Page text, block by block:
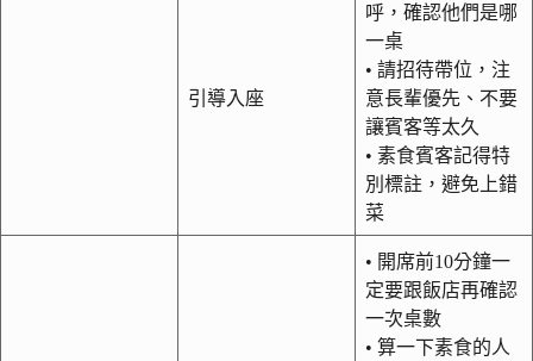
引導入座
呼，確認他們是哪
一桌
• 請招待帶位，注
意長輩優先、不要
讓賓客等太久
• 素食賓客記得特
別標註，避免上錯
菜
• 開席前10分鐘一
定要跟飯店再確認
一次桌數
• 算一下素食的人